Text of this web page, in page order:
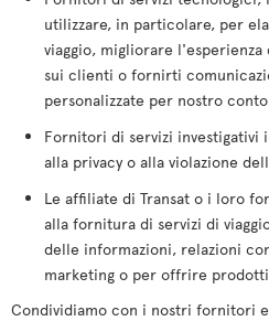
utilizzare, in particolare, per
viaggio, migliorare
sui clienti o fornirti
personalizzate per nostro
Fornitori di servizi investigativi
alla privacy o alla violazione
Le affiliate di Transat o i loro
alla fornitura di servizi di
delle informazioni, relazioni
marketing o per offrire
Condividiamo con i nostri fornitori